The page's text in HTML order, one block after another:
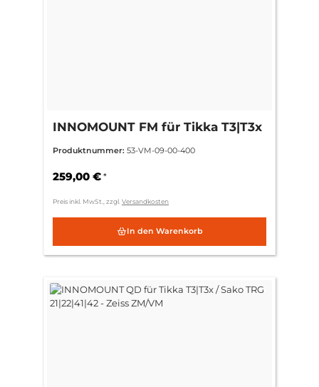
INNOMOUNT FM für Tikka T3|T3x
ZM/VM
Produktnummer: 53-VM-09-00-400
259,00 € *
Preis inkl. MwSt., zzgl. Versandkosten
In den Warenkorb